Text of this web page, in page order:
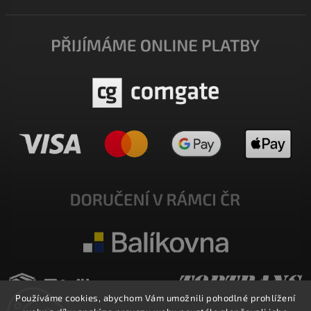
Používáme cookies, abychom Vám umožnili pohodlné prohlížení